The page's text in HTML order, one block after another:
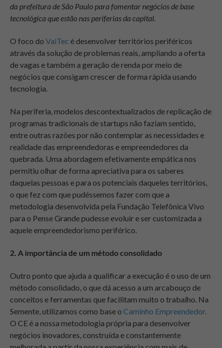
da prefeitura de São Paulo para fomentar negócios de base
tecnológica que estão nas periferias da capital.
O foco do VaiTec é desenvolver territórios periféricos
através da solução de problemas reais, ampliando a oferta
de vagas e também a geração de renda por meio de
negócios que consigam crescer de forma rápida usando
tecnologia.
Na periferia, modelos descontextualizados de replicação de
programas tradicionais de startups não faziam sentido,
entre outras razões por não contemplar as necessidades e
realidade das empreendedoras e empreendedores da
quebrada. Uma abordagem efetivamente empática nos
permitiu olhar de forma apreciativa para os saberes
daquelas pessoas e para os potenciais daqueles territórios,
o que fez com que pudéssemos fazer com que a
metodologia desenvolvida pela Fundação Telefônica Vivo
para o Pense Grande pudesse evoluir e ser customizada a
aquele empreendedorismo periférico.
2. A importância de um método consolidado
Outro ponto que ajuda a qualificar a execução é o uso de um
método consolidado, o que dá acesso a um arcabouço de
conceitos e ferramentas que facilitam muito o trabalho. Na
Semente, utilizamos como base o Caminho Empreendedor.
O CE é a nossa metodologia própria para desenvolver
negócios inovadores, construída e constantemente